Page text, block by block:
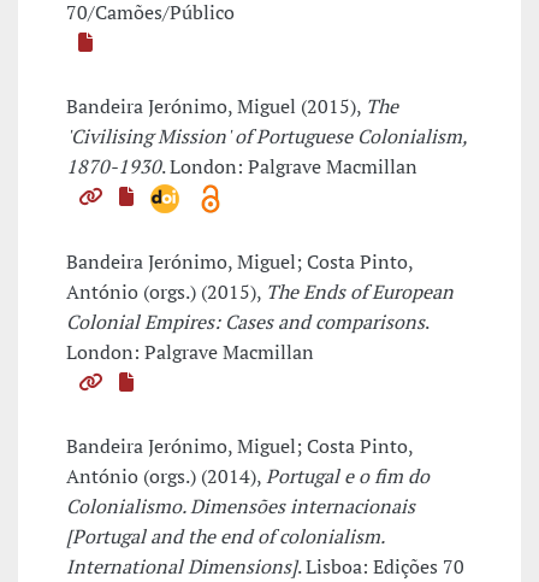
70/Camões/Público
Bandeira Jerónimo, Miguel (2015), The
'Civilising Mission' of Portuguese Colonialism,
1870-1930. London: Palgrave Macmillan
Bandeira Jerónimo, Miguel; Costa Pinto,
António (orgs.) (2015), The Ends of European
Colonial Empires: Cases and comparisons.
London: Palgrave Macmillan
Bandeira Jerónimo, Miguel; Costa Pinto,
António (orgs.) (2014),Portugal e o fim do
Colonialismo. Dimensões internacionais
[Portugal and the end of colonialism.
International Dimensions]. Lisboa: Edições 70